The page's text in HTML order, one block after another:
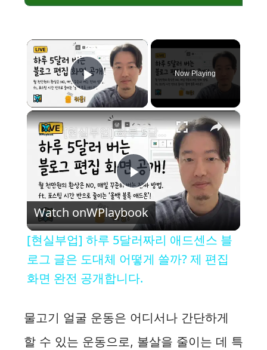
×
Play Video
Now Playing
×
P
l
a
V
[현실부업] 하루 5달러짜리 애드센스 블로그 글은 도대체 어떻게 쓸까? 제 편집 화면 완전 공개합니다.
Watch onWPlaybook
[현실부업] 하루 5달러짜리 애드센스 블
로그 글은 도대체 어떻게 쓸까? 제 편집
화면 완전 공개합니다.
물고기 얼굴 운동은 어디서나 간단하게
할 수 있는 운동으로, 볼살을 줄이는 데 특